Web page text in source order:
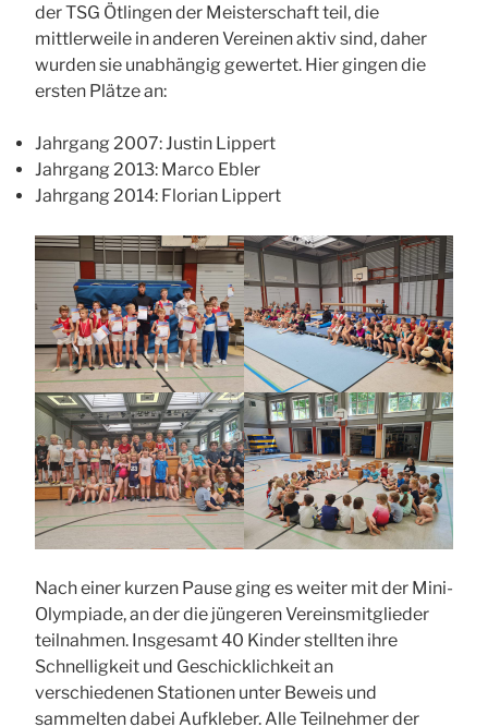
der TSG Ötlingen der Meisterschaft teil, die
mittlerweile in anderen Vereinen aktiv sind, daher
wurden sie unabhängig gewertet. Hier gingen die
ersten Plätze an:
Jahrgang 2007: Justin Lippert
Jahrgang 2013: Marco Ebler
Jahrgang 2014: Florian Lippert
Nach einer kurzen Pause ging es weiter mit der Mini-
Olympiade, an der die jüngeren Vereinsmitglieder
teilnahmen. Insgesamt 40 Kinder stellten ihre
Schnelligkeit und Geschicklichkeit an
verschiedenen Stationen unter Beweis und
sammelten dabei Aufkleber. Alle Teilnehmer der